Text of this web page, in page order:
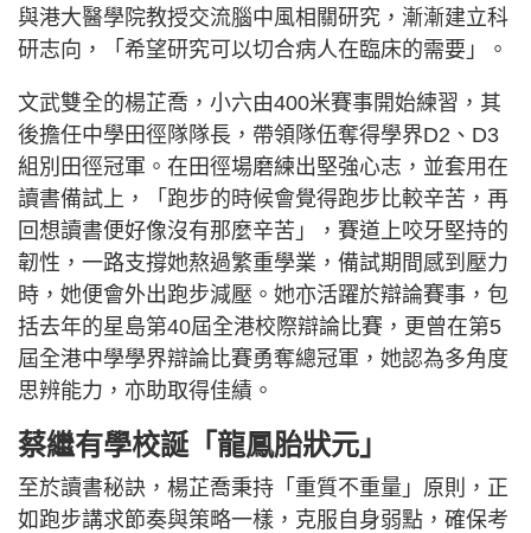
與港大醫學院教授交流腦中風相關研究，漸漸建立科
研志向，「希望研究可以切合病人在臨床的需要」。
文武雙全的楊芷喬，小六由400米賽事開始練習，其
後擔任中學田徑隊隊長，帶領隊伍奪得學界D2、D3
組別田徑冠軍。在田徑場磨練出堅強心志，並套用在
讀書備試上，「跑步的時候會覺得跑步比較辛苦，再
回想讀書便好像沒有那麼辛苦」，賽道上咬牙堅持的
韌性，一路支撐她熬過繁重學業，備試期間感到壓力
時，她便會外出跑步減壓。她亦活躍於辯論賽事，包
括去年的星島第40屆全港校際辯論比賽，更曾在第5
屆全港中學學界辯論比賽勇奪總冠軍，她認為多角度
思辨能力，亦助取得佳績。
蔡繼有學校誕「龍鳳胎狀元」
至於讀書秘訣，楊芷喬秉持「重質不重量」原則，正
如跑步講求節奏與策略一樣，克服自身弱點，確保考